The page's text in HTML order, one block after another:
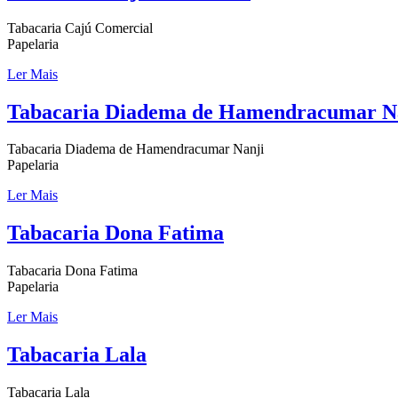
Tabacaria Cajú Comercial
Papelaria
Ler Mais
Tabacaria Diadema de Hamendracumar
Tabacaria Diadema de Hamendracumar Nanji
Papelaria
Ler Mais
Tabacaria Dona Fatima
Tabacaria Dona Fatima
Papelaria
Ler Mais
Tabacaria Lala
Tabacaria Lala